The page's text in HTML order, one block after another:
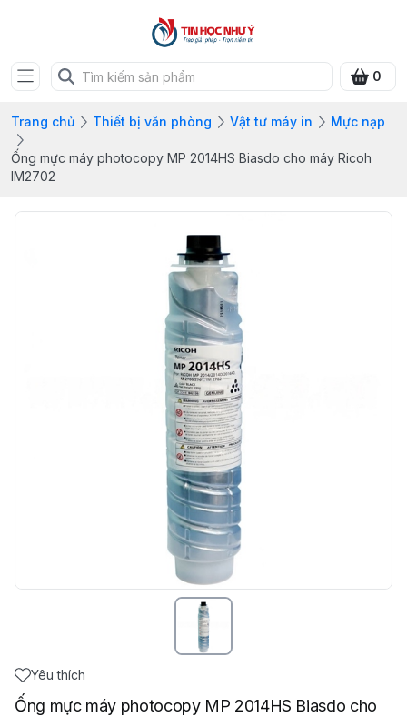
0
Trang chủ Thiết bị văn phòng Vật tư máy in Mực nạp
Ống mực máy photocopy MP 2014HS Biasdo cho máy Ricoh
IM2702
Yêu thích
Ống mực máy photocopy MP 2014HS Biasdo cho